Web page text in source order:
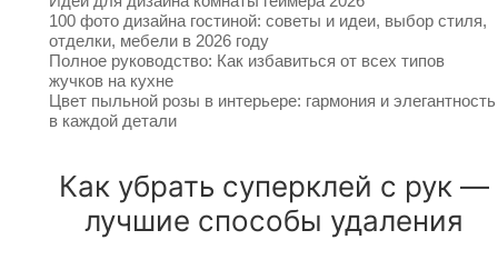
100 фото дизайна гостиной: советы и идеи, выбор стиля,
отделки, мебели в 2026 году
Полное руководство: Как избавиться от всех типов
жучков на кухне
Цвет пыльной розы в интерьере: гармония и элегантность
в каждой детали
Как убрать суперклей с рук —
лучшие способы удаления